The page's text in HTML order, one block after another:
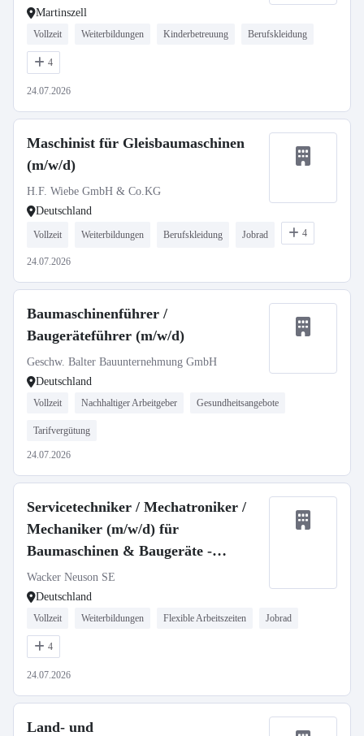
Martinszell
Vollzeit Weiterbildungen Kinderbetreuung Berufskleidung
4
24.07.2026
Maschinist für Gleisbaumaschinen
(m/w/d)
H.F. Wiebe GmbH & Co.KG
Deutschland
Vollzeit Weiterbildungen Berufskleidung Jobrad 4
24.07.2026
Baumaschinenführer /
Baugeräteführer (m/w/d)
Geschw. Balter Bauunternehmung GmbH
Deutschland
Vollzeit Nachhaltiger Arbeitgeber Gesundheitsangebote
Tarifvergütung
24.07.2026
Servicetechniker / Mechatroniker /
Mechaniker (m/w/d) für
Baumaschinen & Baugeräte -
stationär oder mobil
Wacker Neuson SE
Deutschland
Vollzeit Weiterbildungen Flexible Arbeitszeiten Jobrad
4
24.07.2026
Land- und